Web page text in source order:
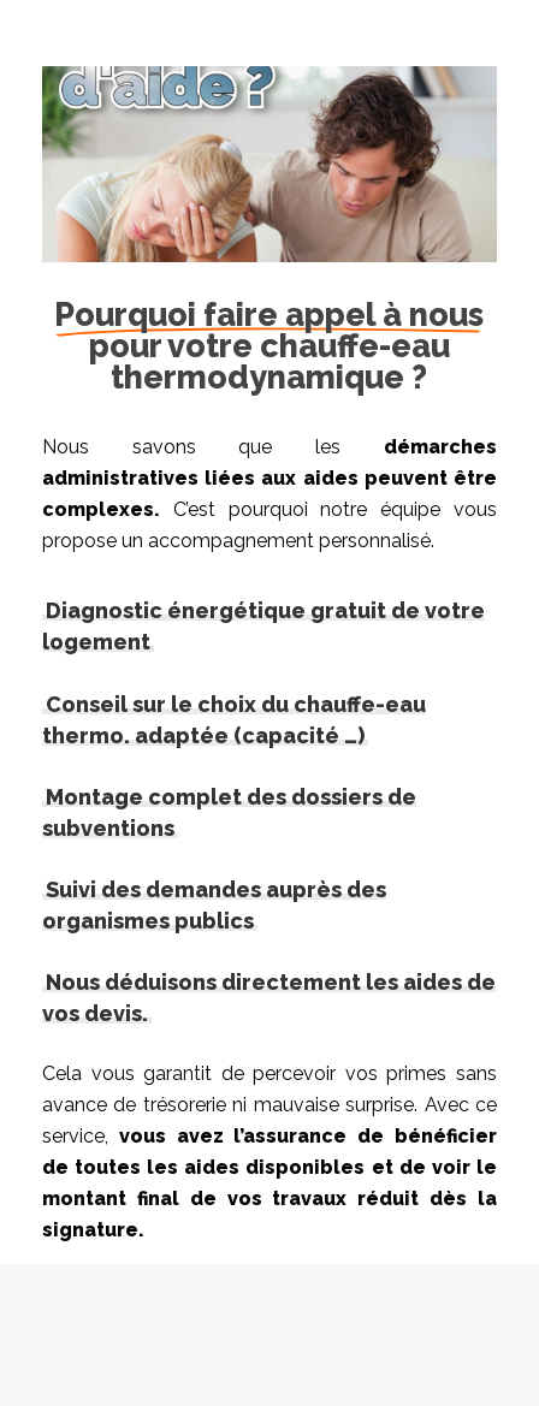
Pourquoi faire appel à nous
pour votre chauffe-eau
thermodynamique ?
Nous savons que les démarches
administratives liées aux aides peuvent être
complexes. C’est pourquoi notre équipe vous
propose un accompagnement personnalisé.
Diagnostic énergétique gratuit de votre
logement
Conseil sur le choix du chauffe-eau
thermo. adaptée (capacité …)
Montage complet des dossiers de
subventions
Suivi des demandes auprès des
organismes publics
Nous déduisons directement les aides de
vos devis.
Cela vous garantit de percevoir vos primes sans
avance de trésorerie ni mauvaise surprise. Avec ce
service, vous avez l’assurance de bénéficier
de toutes les aides disponibles et de voir le
montant final de vos travaux réduit dès la
signature.